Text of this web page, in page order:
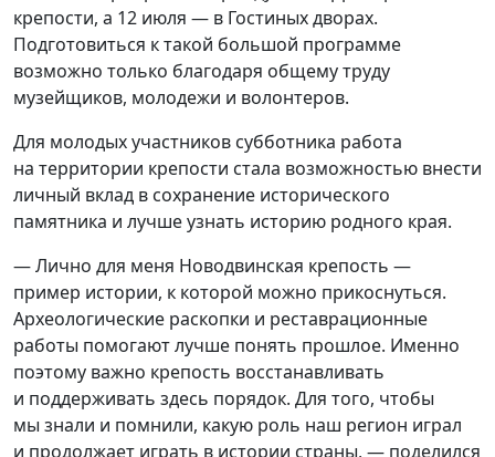
крепости, а 12 июля — в Гостиных дворах.
Подготовиться к такой большой программе
возможно только благодаря общему труду
музейщиков, молодежи и волонтеров.
Для молодых участников субботника работа
на территории крепости стала возможностью внести
личный вклад в сохранение исторического
памятника и лучше узнать историю родного края.
— Лично для меня Новодвинская крепость —
пример истории, к которой можно прикоснуться.
Археологические раскопки и реставрационные
работы помогают лучше понять прошлое. Именно
поэтому важно крепость восстанавливать
и поддерживать здесь порядок. Для того, чтобы
мы знали и помнили, какую роль наш регион играл
и продолжает играть в истории страны, — поделился